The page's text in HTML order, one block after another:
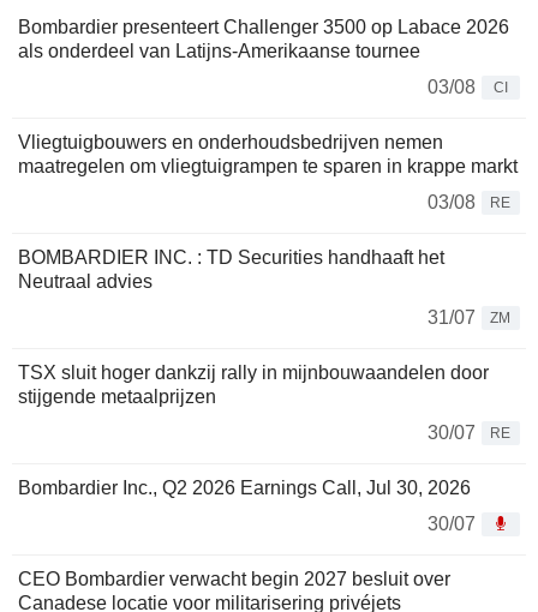
Bombardier presenteert Challenger 3500 op Labace 2026
als onderdeel van Latijns-Amerikaanse tournee
03/08
CI
Vliegtuigbouwers en onderhoudsbedrijven nemen
maatregelen om vliegtuigrampen te sparen in krappe markt
03/08
RE
BOMBARDIER INC. : TD Securities handhaaft het
Neutraal advies
31/07
ZM
TSX sluit hoger dankzij rally in mijnbouwaandelen door
stijgende metaalprijzen
30/07
RE
Bombardier Inc., Q2 2026 Earnings Call, Jul 30, 2026
30/07
CEO Bombardier verwacht begin 2027 besluit over
Canadese locatie voor militarisering privéjets